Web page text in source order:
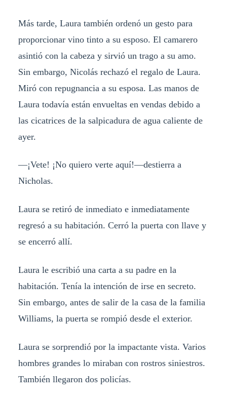
Más tarde, Laura también ordenó un gesto para
proporcionar vino tinto a su esposo. El camarero
asintió con la cabeza y sirvió un trago a su amo.
Sin embargo, Nicolás rechazó el regalo de Laura.
Miró con repugnancia a su esposa. Las manos de
Laura todavía están envueltas en vendas debido a
las cicatrices de la salpicadura de agua caliente de
ayer.
—¡Vete! ¡No quiero verte aquí!—destierra a
Nicholas.
Laura se retiró de inmediato e inmediatamente
regresó a su habitación. Cerró la puerta con llave y
se encerró allí.
Laura le escribió una carta a su padre en la
habitación. Tenía la intención de irse en secreto.
Sin embargo, antes de salir de la casa de la familia
Williams, la puerta se rompió desde el exterior.
Laura se sorprendió por la impactante vista. Varios
hombres grandes lo miraban con rostros siniestros.
También llegaron dos policías.